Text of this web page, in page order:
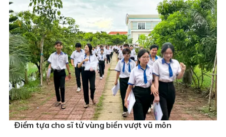
Điểm tựa cho sĩ tử vùng biển vượt vũ môn